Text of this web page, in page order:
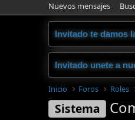
Nuevos mensajes
Invitado te damos
Invitado unete a
Inicio Foros Roles
Sistema